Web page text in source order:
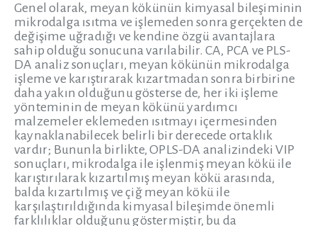
Genel olarak, meyan kökünün kimyasal bileşiminin
mikrodalga ısıtma ve işlemeden sonra gerçekten de
değişime uğradığı ve kendine özgü avantajlara
sahip olduğu sonucuna varılabilir. CA, PCA ve PLS-
DA analiz sonuçları, meyan kökünün mikrodalga
işleme ve karıştırarak kızartmadan sonra birbirine
daha yakın olduğunu gösterse de, her iki işleme
yönteminin de meyan kökünü yardımcı
malzemeler eklemeden ısıtmayı içermesinden
kaynaklanabilecek belirli bir derecede ortaklık
vardır; Bununla birlikte, OPLS-DA analizindeki VIP
sonuçları, mikrodalga ile işlenmiş meyan kökü ile
karıştırılarak kızartılmış meyan kökü arasında,
balda kızartılmış ve çiğ meyan kökü ile
karşılaştırıldığında kimyasal bileşimde önemli
farklılıklar olduğunu göstermiştir, bu da